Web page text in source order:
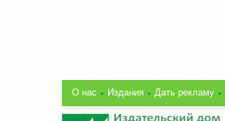
О нас Издания Дать рекламу